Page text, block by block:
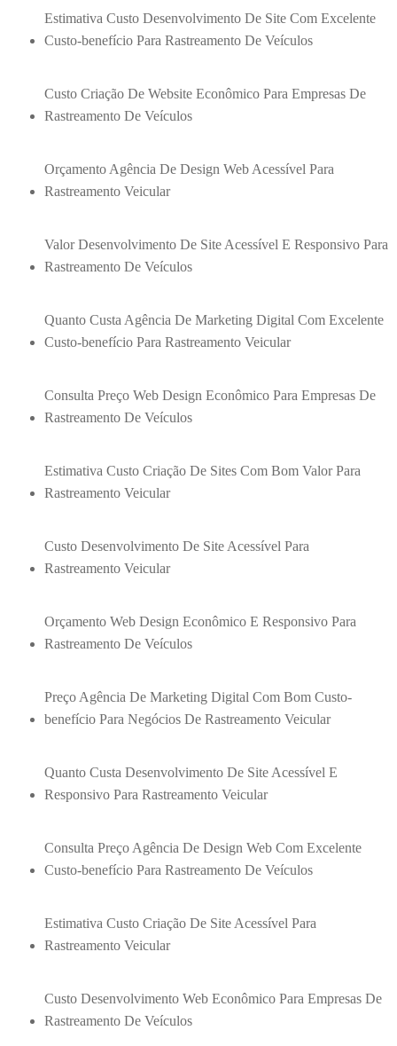
Estimativa Custo Desenvolvimento De Site Com Excelente
Custo-benefício Para Rastreamento De Veículos
Custo Criação De Website Econômico Para Empresas De
Rastreamento De Veículos
Orçamento Agência De Design Web Acessível Para
Rastreamento Veicular
Valor Desenvolvimento De Site Acessível E Responsivo Para
Rastreamento De Veículos
Quanto Custa Agência De Marketing Digital Com Excelente
Custo-benefício Para Rastreamento Veicular
Consulta Preço Web Design Econômico Para Empresas De
Rastreamento De Veículos
Estimativa Custo Criação De Sites Com Bom Valor Para
Rastreamento Veicular
Custo Desenvolvimento De Site Acessível Para
Rastreamento Veicular
Orçamento Web Design Econômico E Responsivo Para
Rastreamento De Veículos
Preço Agência De Marketing Digital Com Bom Custo-
benefício Para Negócios De Rastreamento Veicular
Quanto Custa Desenvolvimento De Site Acessível E
Responsivo Para Rastreamento Veicular
Consulta Preço Agência De Design Web Com Excelente
Custo-benefício Para Rastreamento De Veículos
Estimativa Custo Criação De Site Acessível Para
Rastreamento Veicular
Custo Desenvolvimento Web Econômico Para Empresas De
Rastreamento De Veículos